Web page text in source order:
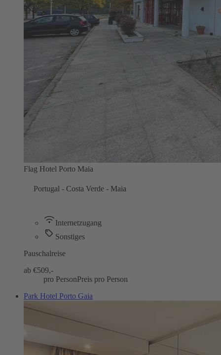
Flag Hotel Porto Maia
Portugal - Costa Verde - Maia
Internetzugang
Sonstiges
Pauschalreise
ab €509,-
pro PersonPreis pro Person
Park Hotel Porto Gaia